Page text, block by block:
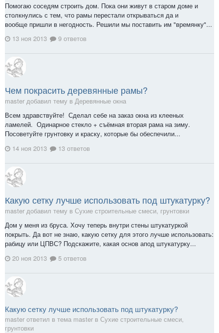
Помогаю соседям строить дом. Пока они живут в старом доме и
столкнулись с тем, что рамы перестали открываться да и
вообще пришли в негодность. Решили мы поставить им "времянку"...
13 ноя 2013
9 ответов
Чем покрасить деревянные рамы?
master добавил тему в Деревянные окна
Всем здравствуйте! Сделал себе на заказ окна из клееных
ламелей. Одинарное стекло + съёмная вторая рама на зиму.
Посоветуйте грунтовку и краску, которые бы обеспечили...
14 ноя 2013
13 ответов
Какую сетку лучше использовать под штукатурку?
master добавил тему в Сухие строительные смеси, грунтовки
Дом у меня из бруса. Хочу теперь внутри стены штукатуркой
покрыть. Да вот не знаю, какую сетку для этого лучше использовать:
рабицу или ЦПВС? Подскажите, какая основ апод штукатурку...
20 ноя 2013
5 ответов
Какую сетку лучше использовать под штукатурку?
master ответил в тема master в Сухие строительные смеси,
грунтовки